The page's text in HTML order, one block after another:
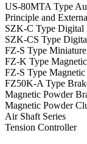
US-80MTA Type
Principle and
SZK-C Type Digital
SZK-CS Type
FZ-S Type
FZ-K Type
FZ-S Type
FZ50K-A Type
Magnetic Powder
Magnetic Powder
Air Shaft Series
Tension Controller